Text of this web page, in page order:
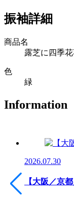
振袖詳細
商品名
露芝に四季
色
緑
Information
2026.07.30
【大阪／京